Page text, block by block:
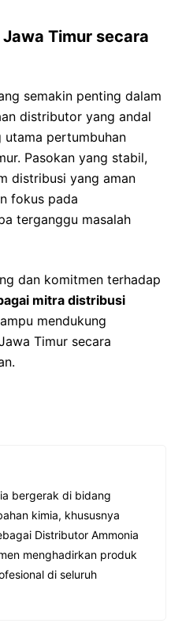
Timur secara
semakin penting dalam
distributor yang andal
pertumbuhan
Pasokan yang stabil,
distribusi yang aman
fokus pada
terganggu masalah
dan komitmen terhadap
mitra distribusi
mendukung
Timur secara
bergerak di bidang
kimia, khususnya
Distributor Ammonia
menghadirkan produk
di seluruh